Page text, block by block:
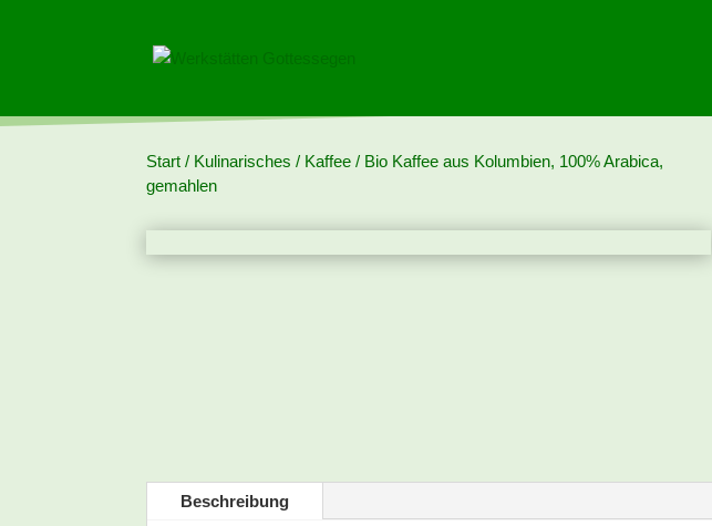
Start / Kulinarisches / Kaffee / Bio Kaffee aus Kolumbien, 100% Arabica,
gemahlen
Beschreibung